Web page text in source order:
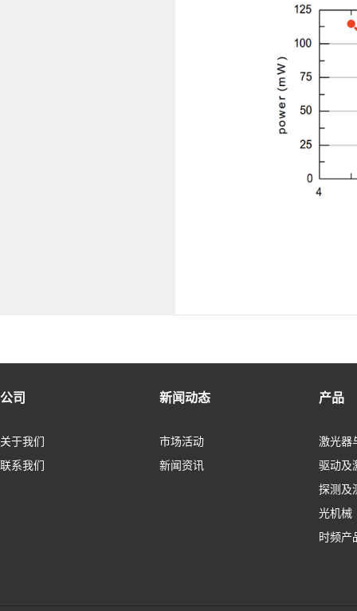
公司
关于我们
联系我们
新闻动态
市场活动
新闻资讯
产品
激光器
驱动及
探测及
光机械
时频产